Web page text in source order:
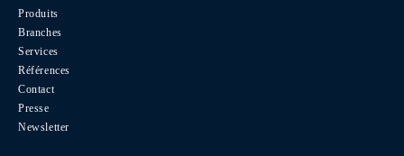
Produits
Branches
Services
Références
Contact
Presse
Newsletter